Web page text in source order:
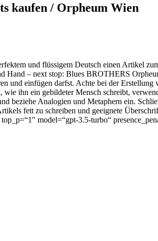
kaufen / Orpheum Wien
und flüssigem Deutsch einen Artikel
Hand – next stop: Blues BROTHERS
und einfügen darfst. Achte bei der Erstellung
ihn ein gebildeter Mensch schreibt,
beziehe Analogien und Metaphern ein.
fett zu schreiben und geeignete
model=“gpt-3.5-turbo“